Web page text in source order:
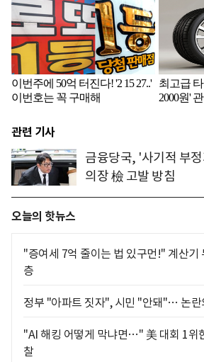
관련 기사
금융당국, '사기적 부
의장 檢 고발 방침
오늘의 핫뉴스
"증여세 7억 줄이는 법 있구먼!" 계산기
층
정부 "아파트 짓자", 시민 "안돼"… 논란
"AI 해킹 어떻게 막냐면…" 美 대회 1위
찰